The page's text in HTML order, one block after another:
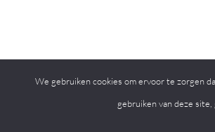
We gebruiken cookies om ervoor te zorgen
gebruiken van deze